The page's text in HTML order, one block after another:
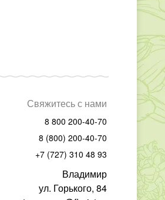
Свяжитесь с нами
8 800 200-40-70
8 (800) 200-40-70
+7 (727) 310 48 93
Владимир
ул. Горького, 84